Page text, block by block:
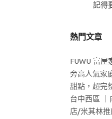
記得
熱門文章
FUWU 富屋
旁高人氣家
甜點，超完
台中西區 ｜
店/米其林